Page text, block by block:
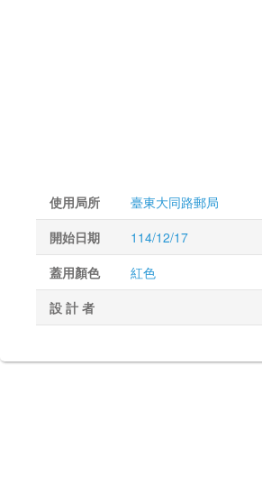
使用局所
臺東大同路郵局
開始日期
114/12/17
蓋用顏色
紅色
設 計 者